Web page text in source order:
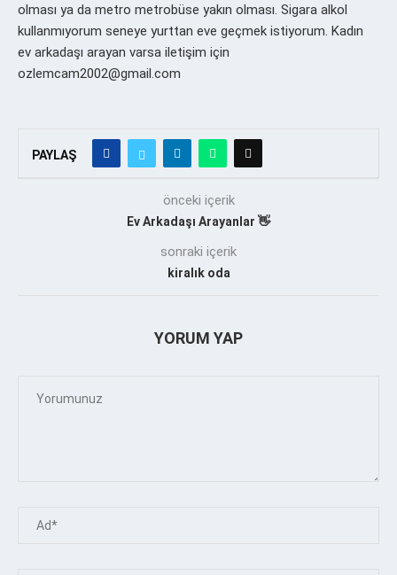
olması ya da metro metrobüse yakın olması. Sigara alkol
kullanmıyorum seneye yurttan eve geçmek istiyorum. Kadın
ev arkadaşı arayan varsa iletişim için
ozlemcam2002@gmail.com
PAYLAŞ
önceki içerik
Ev Arkadaşı Arayanlar 👋
sonraki içerik
kiralık oda
YORUM YAP